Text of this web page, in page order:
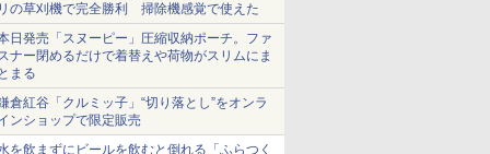
の草刈機で完全勝利 掃除機感覚で使えた
日発売「スヌーピー」圧縮収納ポーチ。ファ
ナー閉めるだけで着替えや荷物がスリムにま
まる
倉紅谷「クルミッ子」“切り落とし”をオンラ
ンショップで限定販売
を飲まずにビールを飲むと倒れる「ふらつく